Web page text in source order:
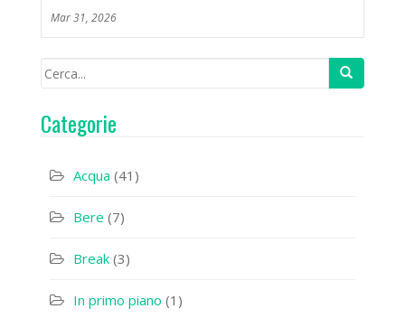
Mar 31, 2026
Categorie
Acqua (41)
Bere (7)
Break (3)
In primo piano (1)